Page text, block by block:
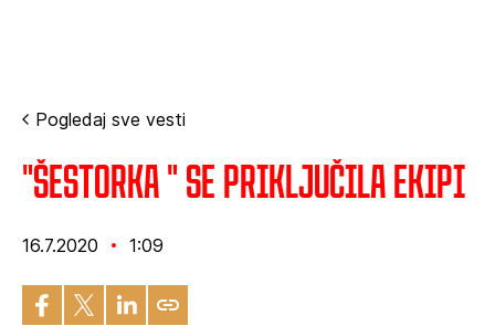
Pogledaj sve vesti
"Šestorka " se priključila ekipi
16.7.2020 1:09